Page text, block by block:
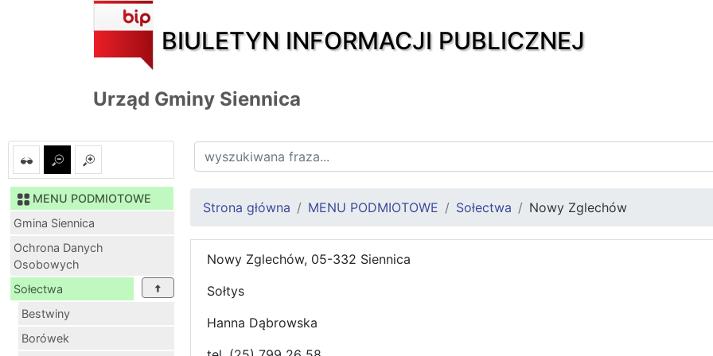
BIULETYN INFORMACJI PUBLICZNEJ
Urząd Gminy Siennica
MENU PODMIOTOWE
Gmina Siennica
Ochrona Danych
Osobowych
Sołectwa
Bestwiny
Borówek
Strona główna MENU PODMIOTOWE Sołectwa Nowy Zglechów
Nowy Zglechów, 05-332 Siennica
Sołtys
Hanna Dąbrowska